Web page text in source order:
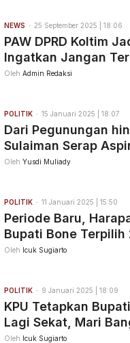
NEWS 25 September 2025 | 18:06
PAW DPRD Koltim
Ingatkan Jangan
Oleh Admin Redaksi
POLITIK 15 Januari 2025 | 18:07
Dari Pegunungan
Sulaiman Serap
Oleh Yusdi Muliady
POLITIK 11 Januari 2025 | 15:50
Periode Baru,
Bupati Bone
Oleh Icuk Sugiarto
POLITIK 9 Januari 2025 | 18:09
KPU Tetapkan
Lagi Sekat, Mari
Oleh Icuk Sugiarto